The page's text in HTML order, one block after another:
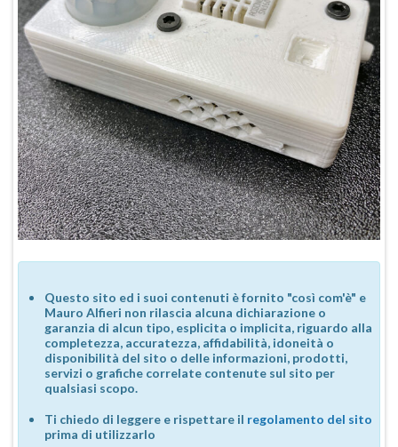
Questo sito ed i suoi contenuti è fornito "così com'è" e
Mauro Alfieri non rilascia alcuna dichiarazione o
garanzia di alcun tipo, esplicita o implicita, riguardo alla
completezza, accuratezza, affidabilità, idoneità o
disponibilità del sito o delle informazioni, prodotti,
servizi o grafiche correlate contenute sul sito per
qualsiasi scopo.
Ti chiedo di leggere e rispettare il regolamento del sito
prima di utilizzarlo